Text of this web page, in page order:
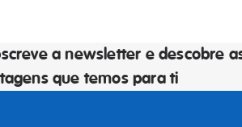
a newsletter e descobre
que temos para ti